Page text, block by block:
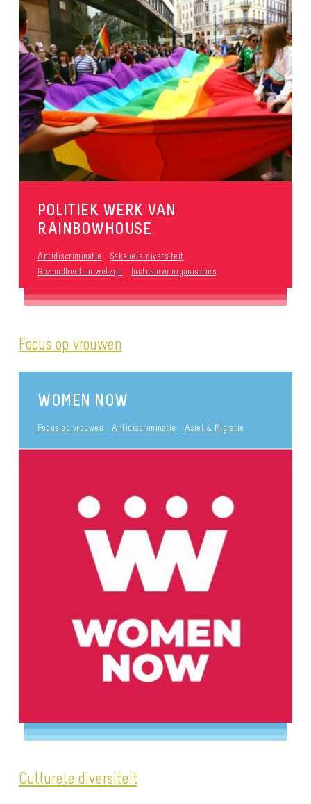
In een wereld die steeds diverser en inclusiever
wordt, is het van vitaal belang om de identiteit van
mensen te...
Antidiscriminatie
Identiteiten en genderexpressie
Inclusieve organisaties
publié le 29 september 2017
POLITIEK WERK VAN
RAINBOWHOUSE
Antidiscriminatie
Seksuele diversiteit
Gezondheid en welzijn
Inclusieve organisaties
Focus op vrouwen
WOMEN NOW
Focus op vrouwen Antidiscriminatie Asiel & Migratie
Culturele diversiteit